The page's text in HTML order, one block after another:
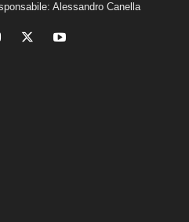
Alessandro Canella